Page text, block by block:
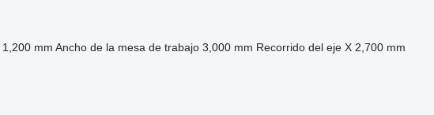
1,200 mm Ancho de la mesa de trabajo 3,000 mm Recorrido del eje X 2,700 mm